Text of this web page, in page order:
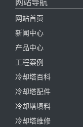
网站导航
网站首页
新闻中心
产品中心
工程案例
冷却塔百科
冷却塔配件
冷却塔填料
冷却塔维修